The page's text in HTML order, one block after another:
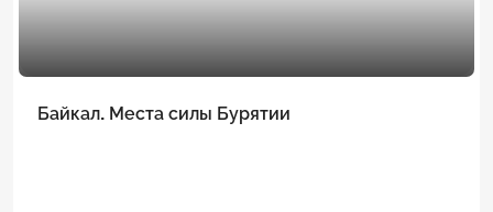
Байкал. Места силы Бурятии